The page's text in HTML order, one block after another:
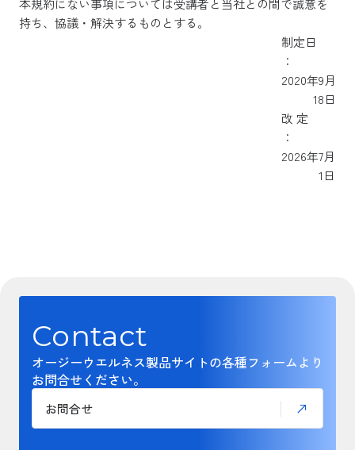
本規約にない事項については受講者と当社との間で誠意を
持ち、協議・解決するものとする。
制定日
：
2020年9月
18日
改 定
：
2026年7月
1日
Contact
オージーウエルネス製品サイトの各種フォームより
お問合せください。
お問合せ